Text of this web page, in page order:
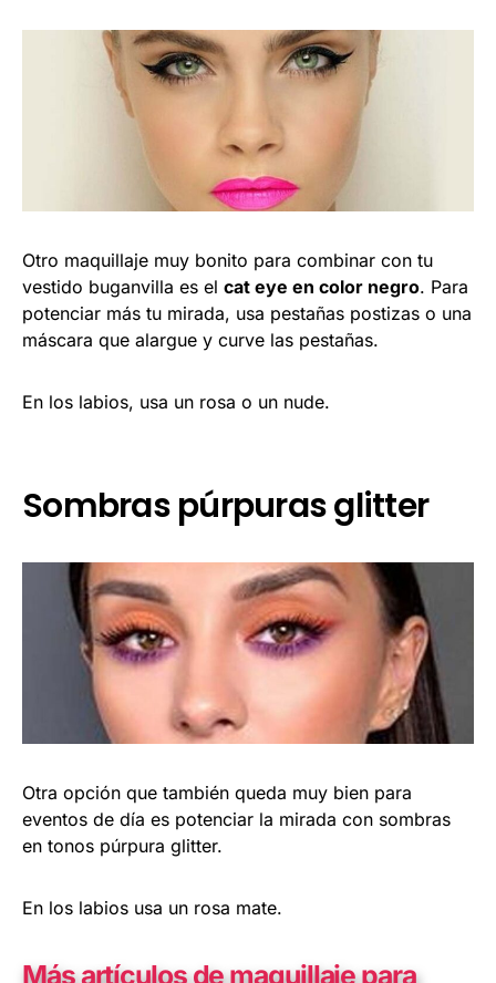
Otro maquillaje muy bonito para combinar con tu
vestido buganvilla es el cat eye en color negro. Para
potenciar más tu mirada, usa pestañas postizas o una
máscara que alargue y curve las pestañas.
En los labios, usa un rosa o un nude.
Sombras púrpuras glitter
Otra opción que también queda muy bien para
eventos de día es potenciar la mirada con sombras
en tonos púrpura glitter.
En los labios usa un rosa mate.
Más artículos de maquillaje para